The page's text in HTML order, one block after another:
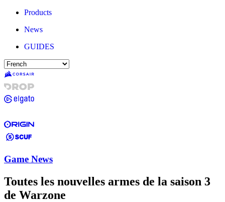
Products
News
GUIDES
Game News
Toutes les nouvelles armes de la saison 3
de Warzone